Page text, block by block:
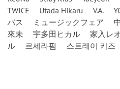
TWICE
Utada Hikaru V.A.
バス
ミュージックフェア
來未
宇多田ヒカル 家入レオ
ル
르세라핌 스트레이 키즈